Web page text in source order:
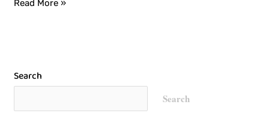
in
2022–
23
Read More »
Search
Search